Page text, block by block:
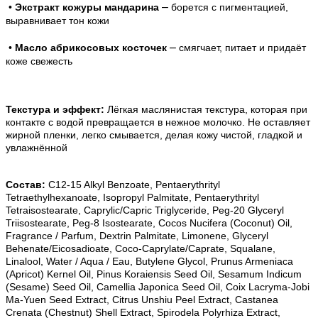
• Экстракт кожуры мандарина – борется с пигментацией,
выравнивает тон кожи
• Масло абрикосовых косточек – смягчает, питает и придаёт
коже свежесть
Текстура и эффект: Лёгкая маслянистая текстура, которая при
контакте с водой превращается в нежное молочко. Не оставляет
жирной пленки, легко смывается, делая кожу чистой, гладкой и
увлажнённой
Состав: C12-15 Alkyl Benzoate, Pentaerythrityl
Tetraethylhexanoate, Isopropyl Palmitate, Pentaerythrityl
Tetraisostearate, Caprylic/Capric Triglyceride, Peg-20 Glyceryl
Triisostearate, Peg-8 Isostearate, Cocos Nucifera (Coconut) Oil,
Fragrance / Parfum, Dextrin Palmitate, Limonene, Glyceryl
Behenate/Eicosadioate, Coco-Caprylate/Caprate, Squalane,
Linalool, Water / Aqua / Eau, Butylene Glycol, Prunus Armeniaca
(Apricot) Kernel Oil, Pinus Koraiensis Seed Oil, Sesamum Indicum
(Sesame) Seed Oil, Camellia Japonica Seed Oil, Coix Lacryma-Jobi
Ma-Yuen Seed Extract, Citrus Unshiu Peel Extract, Castanea
Crenata (Chestnut) Shell Extract, Spirodela Polyrhiza Extract,